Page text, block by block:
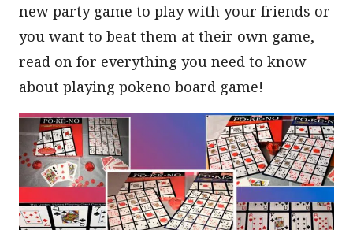
new party game to play with your friends or
you want to beat them at their own game,
read on for everything you need to know
about playing pokeno board game!